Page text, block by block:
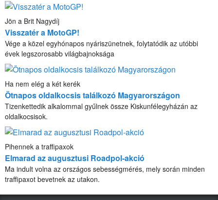
Jön a Brit Nagydíj
Visszatér a MotoGP!
Vége a közel egyhónapos nyáriszünetnek, folytatódik az utóbbi
évek legszorosabb világbajnoksága
Ha nem elég a két kerék
Ötnapos oldalkocsis találkozó Magyarországon
Tizenkettedik alkalommal gyűlnek össze Kiskunfélegyházán az
oldalkocsisok.
Pihennek a traffipaxok
Elmarad az augusztusi Roadpol-akció
Ma indult volna az országos sebességmérés, mely során minden
traffipaxot bevetnek az utakon.